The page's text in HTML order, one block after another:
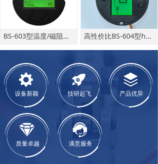
BS-603型温度/磁阻液位专用的hart协议表头 高性价比BS-604型hart智能变送器板卡
设备新颖 技研起飞 产品优异
质量卓越 满意服务